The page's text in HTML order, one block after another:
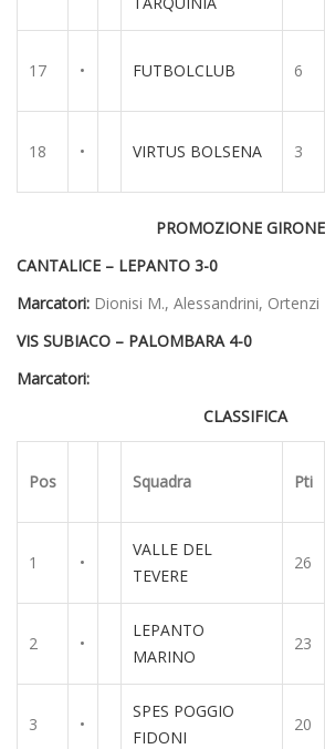
17 • FUTBOLCLUB 6
18 • VIRTUS BOLSENA 3
PROMOZIONE
CANTALICE – LEPANTO 3-0
Marcatori: Dionisi M., Alessandrini, Ortenzi
VIS SUBIACO – PALOMBARA 4-0
Marcatori:
CLASSIFICA
Pos Squadra Pti
1 •
VALLE DEL
TEVERE
26
2 •
LEPANTO
MARINO
23
3 •
SPES POGGIO
FIDONI
20